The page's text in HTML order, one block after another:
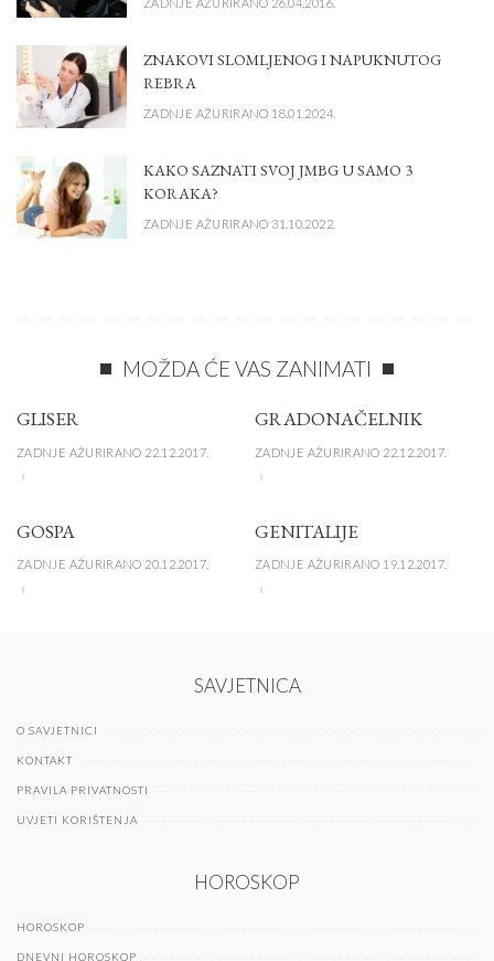
ZNAKOVI SLOMLJENOG I NAPUKNUTOG
REBRA
ZADNJE AŽURIRANO 18.01.2024.
KAKO SAZNATI SVOJ JMBG U SAMO 3
KORAKA?
ZADNJE AŽURIRANO 31.10.2022.
MOŽDA ĆE VAS ZANIMATI
GLISER
ZADNJE AŽURIRANO 22.12.2017.
GRADONAČELNIK
ZADNJE AŽURIRANO 22.12.2017.
GOSPA
ZADNJE AŽURIRANO 20.12.2017.
GENITALIJE
ZADNJE AŽURIRANO 19.12.2017.
SAVJETNICA
O SAVJETNICI
KONTAKT
PRAVILA PRIVATNOSTI
UVJETI KORIŠTENJA
HOROSKOP
HOROSKOP
DNEVNI HOROSKOP